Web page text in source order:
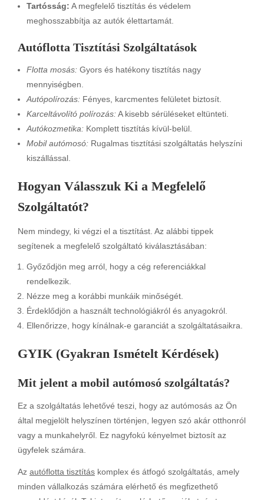
Tartósság: A megfelelő tisztítás és védelem
meghosszabbítja az autók élettartamát.
Autóflotta Tisztítási Szolgáltatások
Flotta mosás: Gyors és hatékony tisztítás nagy
mennyiségben.
Autópolírozás: Fényes, karcmentes felületet biztosít.
Karceltávolító polírozás:A kisebb sérüléseket eltünteti.
Autókozmetika: Komplett tisztítás kívül-belül.
Mobil autómosó: Rugalmas tisztítási szolgáltatás helyszíni
kiszállással.
Hogyan Válasszuk Ki a Megfelelő
Szolgáltatót?
Nem mindegy, ki végzi el a tisztítást. Az alábbi tippek
segítenek a megfelelő szolgáltató kiválasztásában:
Győződjön meg arról, hogy a cég referenciákkal
rendelkezik.
Nézze meg a korábbi munkáik minőségét.
Érdeklődjön a használt technológiákról és anyagokról.
Ellenőrizze, hogy kínálnak-e garanciát a szolgáltatásaikra.
GYIK (Gyakran Ismételt Kérdések)
Mit jelent a mobil autómosó szolgáltatás?
Ez a szolgáltatás lehetővé teszi, hogy az autómosás az Ön
által megjelölt helyszínen történjen, legyen szó akár otthonról
vagy a munkahelyről. Ez nagyfokú kényelmet biztosít az
ügyfelek számára.
Az autóflotta tisztítás komplex és átfogó szolgáltatás, amely
minden vállalkozás számára elérhető és megfizethető